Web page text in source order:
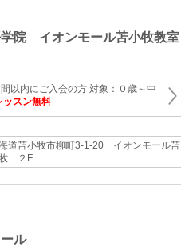
学院 イオンモール苫小牧教室
以内にご入会の方 対象：０歳～中
ッスン無料
道苫小牧市柳町3-1-20 イオンモール苫
２F
ル